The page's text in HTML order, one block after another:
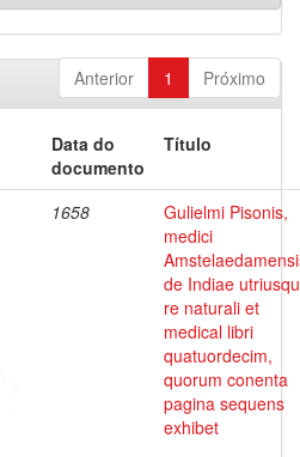
Anterior 1 Próximo
Data do
documento
Título
1658
Gulielmi Pisonis,
medici
de Indiae
re naturali et
medical libri
quatuordecim,
quorum conenta
pagina sequens
exhibet